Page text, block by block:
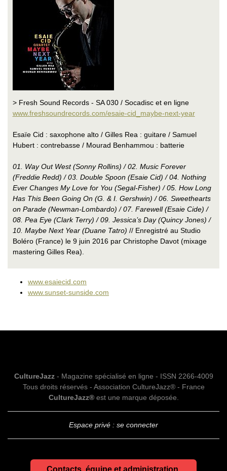
> Fresh Sound Records - SA 030 / Socadisc et en ligne
www.freshsoundrecords.com/esaie-cid_maybe-next-year
Esaïe Cid : saxophone alto / Gilles Rea : guitare / Samuel
Hubert : contrebasse / Mourad Benhammou : batterie
01. Way Out West (Sonny Rollins) / 02. Music Forever
(Freddie Redd) / 03. Double Spoon (Esaie Cid) / 04. Nothing
Ever Changes My Love for You (Segal-Fisher) / 05. How Long
Has This Been Going On (G. & I. Gershwin) / 06. Sweethearts
on Parade (Newman-Lombardo) / 07. Farewell (Esaie Cide) /
08. Pea Eye (Clark Terry) / 09. Jessica’s Day (Quincy Jones) /
10. Maybe Next Year (Duane Tatro) // Enregistré au Studio
Boléro (France) le 9 juin 2016 par Christophe Davot (mixage
mastering Gilles Rea).
www.esaiecid.com
www.sunset-sunside.com
CultureJazz- Magazine spécialisé en ligne - ISSN 2266-4009
Tous droits réservés - Association CultureJazz® - France
CultureJazz®est une marque déposée.
Espace privé : se connecter
Contacts, équipe et administration.